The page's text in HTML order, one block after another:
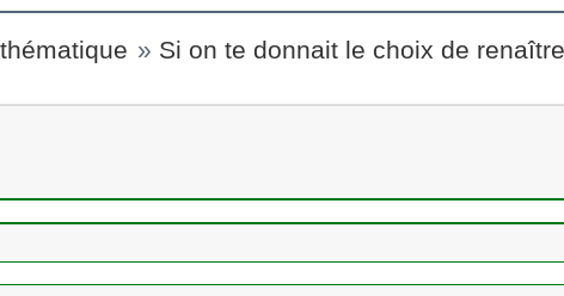
» Si on te donnait le choix de
message et l'envoyer